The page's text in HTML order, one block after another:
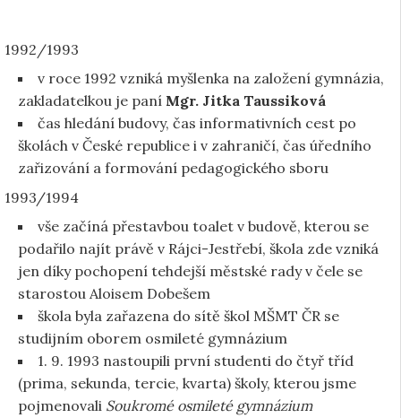
1992/1993
v roce 1992 vzniká myšlenka na založení gymnázia,
zakladatelkou je paní Mgr. Jitka Taussiková
čas hledání budovy, čas informativních cest po
školách v České republice i v zahraničí, čas úředního
zařizování a formování pedagogického sboru
1993/1994
vše začíná přestavbou toalet v budově, kterou se
podařilo najít právě v Rájci-Jestřebí, škola zde vzniká
jen díky pochopení tehdejší městské rady v čele se
starostou Aloisem Dobešem
škola byla zařazena do sítě škol MŠMT ČR se
studijním oborem osmileté gymnázium
1. 9. 1993 nastoupili první studenti do čtyř tříd
(prima, sekunda, tercie, kvarta) školy, kterou jsme
pojmenovali Soukromé osmileté gymnázium